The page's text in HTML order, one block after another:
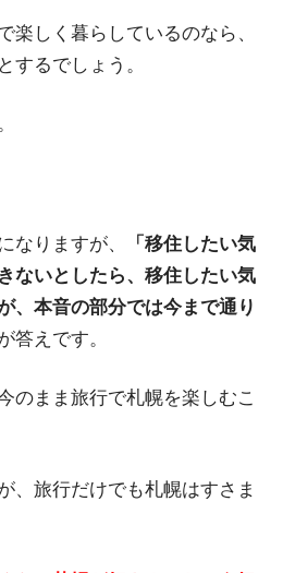
楽しく暮らしているのなら、
するでしょう。
なりますが、
「移住したい気
ないとしたら、移住したい気
、本音の部分では今まで通り
答えです。
のまま旅行で札幌を楽しむこ
、旅行だけでも札幌はすさま